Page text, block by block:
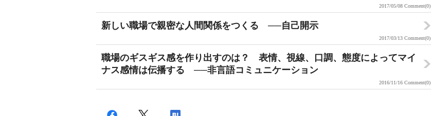
2017/05/08 Comment(0)
新しい職場で親密な人間関係をつくる ──自己開示
2017/03/13 Comment(0)
職場のギスギス感を作り出すのは？ 表情、視線、口調、態度によってマイ
ナス感情は伝播する ──非言語コミュニケーション
2016/11/16 Comment(0)